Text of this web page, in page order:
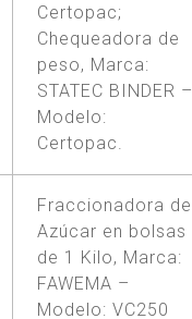
Certopac;
Chequeadora de
peso, Marca:
STATEC BINDER –
Modelo:
Certopac.
Fraccionadora de
Azúcar en bolsas
de 1 Kilo, Marca:
FAWEMA –
Modelo: VC250